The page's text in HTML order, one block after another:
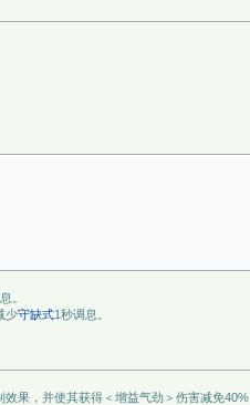
。
少守缺式1秒调息。
果，并使其获得＜增益气劲＞伤害减免